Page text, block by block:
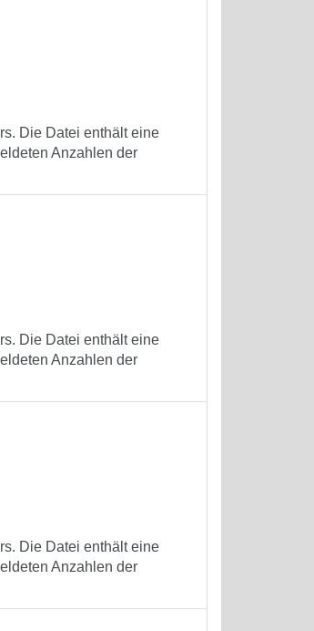
Die Datei enthält eine
Anzahlen der
Die Datei enthält eine
Anzahlen der
Die Datei enthält eine
Anzahlen der